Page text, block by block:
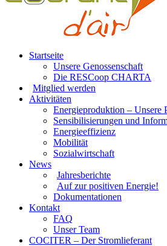
Startseite
Unsere Genossenschaft
Die RESCoop CHARTA
Mitglied werden
Aktivitäten
Energieproduktion – Unsere
Sensibilisierungen und
Energieeffizienz
Mobilität
Sozialwirtschaft
News
Jahresberichte
Auf zur positiven Energie!
Dokumentationen
Kontakt
FAQ
Unser Team
COCITER – Der Stromlieferant